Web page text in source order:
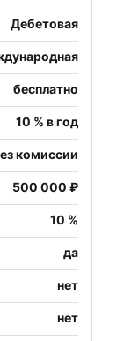
Дебетовая
бесплатно
10 % в год
комиссии
500 000 ₽
10 %
да
нет
нет